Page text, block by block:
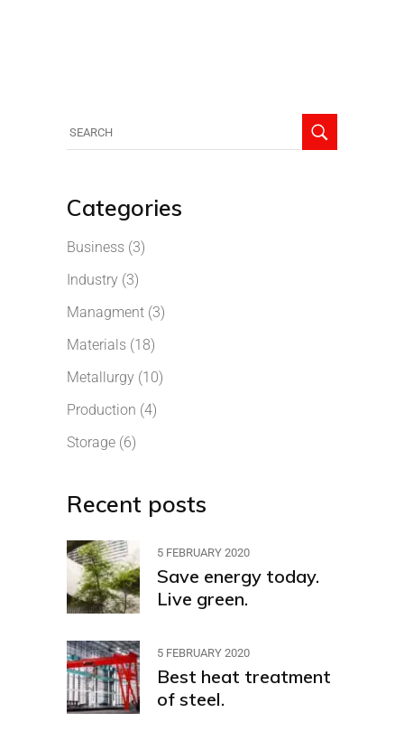
Categories
Business (3)
Industry (3)
Managment (3)
Materials (18)
Metallurgy (10)
Production (4)
Storage (6)
Recent posts
5 FEBRUARY 2020
Save energy today.
Live green.
5 FEBRUARY 2020
Best heat treatment
of steel.